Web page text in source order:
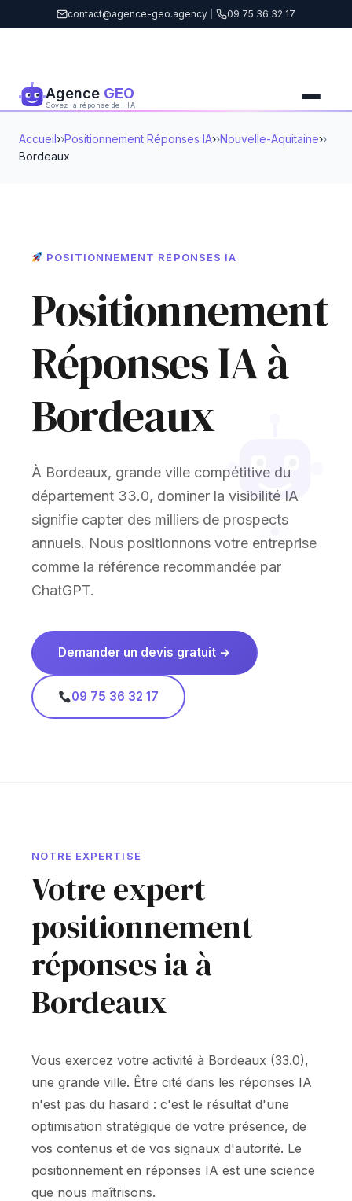
contact@agence-geo.agency 09 75 36 32 17
Agence GEO
Soyez la réponse de l'IA
Accueil› Positionnement Réponses IA› Nouvelle-Aquitaine›
Bordeaux
POSITIONNEMENT RÉPONSES IA
Positionnement
Réponses IA à
Bordeaux
À Bordeaux, grande ville compétitive du
département 33.0, dominer la visibilité IA
signifie capter des milliers de prospects
annuels. Nous positionnons votre entreprise
comme la référence recommandée par
ChatGPT.
Demander un devis gratuit →
09 75 36 32 17
NOTRE EXPERTISE
Votre expert
positionnement
réponses ia à
Bordeaux
Vous exercez votre activité à Bordeaux (33.0),
une grande ville. Être cité dans les réponses IA
n'est pas du hasard : c'est le résultat d'une
optimisation stratégique de votre présence, de
vos contenus et de vos signaux d'autorité. Le
positionnement en réponses IA est une science
que nous maîtrisons.